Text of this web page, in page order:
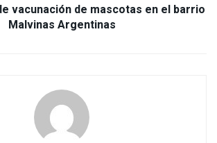
vacunación de mascotas en el barrio
Malvinas Argentinas